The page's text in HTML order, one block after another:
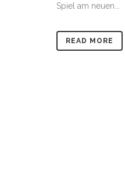
Spiel am neuen...
READ MORE